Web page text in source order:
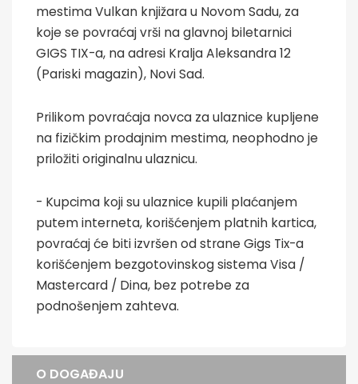
mestima Vulkan knjižara u Novom Sadu, za
koje se povraćaj vrši na glavnoj biletarnici
GIGS TIX-a, na adresi Kralja Aleksandra 12
(Pariski magazin), Novi Sad.
Prilikom povraćaja novca za ulaznice kupljene
na fizičkim prodajnim mestima, neophodno je
priložiti originalnu ulaznicu.
- Kupcima koji su ulaznice kupili plaćanjem
putem interneta, korišćenjem platnih kartica,
povraćaj će biti izvršen od strane Gigs Tix-a
korišćenjem bezgotovinskog sistema Visa /
Mastercard / Dina, bez potrebe za
podnošenjem zahteva.
O DOGAĐAJU